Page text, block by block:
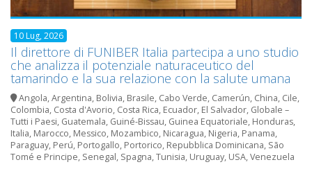
10 Lug, 2026
Il direttore di FUNIBER Italia partecipa a uno studio
che analizza il potenziale naturaceutico del
tamarindo e la sua relazione con la salute umana
Angola,Argentina, Bolivia, Brasile, Cabo Verde, Camerún, China, Cile,
Colombia, Costa d'Avorio, Costa Rica, Ecuador, El Salvador, Globale –
Tutti i Paesi, Guatemala, Guiné-Bissau, Guinea Equatoriale, Honduras,
Italia, Marocco, Messico, Mozambico, Nicaragua, Nigeria, Panama,
Paraguay, Perú, Portogallo, Portorico, Repubblica Dominicana, São
Tomé e Principe, Senegal, Spagna,Tunisia, Uruguay, USA,Venezuela